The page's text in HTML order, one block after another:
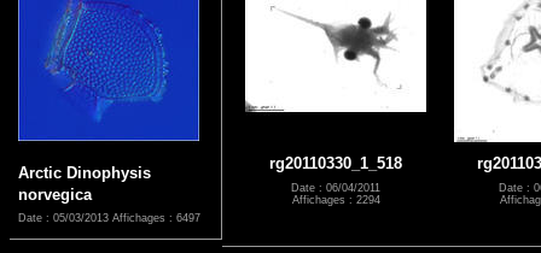
Arctic Dinophysis
norvegica
Date : 05/03/2013 Affichages : 6497
rg20110330_1_518
Date : 06/04/2011
Affichages : 2294
Date :